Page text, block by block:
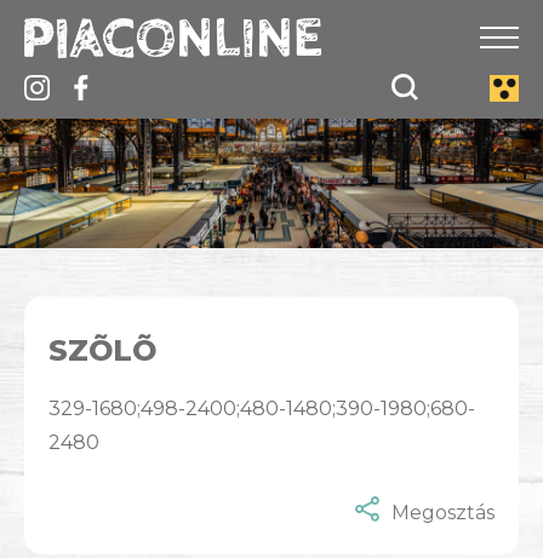
SZÕLÕ
329-1680;498-2400;480-1480;390-1980;680-
2480
Megosztás